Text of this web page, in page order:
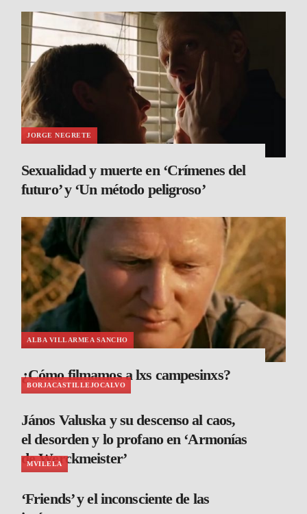
JORGE NEGRETE
Sexualidad y muerte en ‘Crímenes del
futuro’ y ‘Un método peligroso’
ALBA VILLARMEA SANCHO
¿Cómo filmamos a lxs campesinxs?
BORJACASTILLEJOCALVO
János Valuska y su descenso al caos,
el desorden y lo profano en ‘Armonías
de Werckmeister’
MVILELA
‘Friends’ y el inconsciente de las